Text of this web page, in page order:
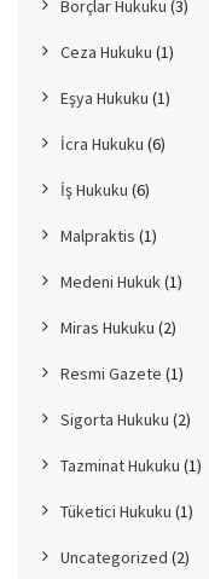
Borçlar Hukuku (3)
Ceza Hukuku (1)
Eşya Hukuku (1)
İcra Hukuku (6)
İş Hukuku (6)
Malpraktis (1)
Medeni Hukuk(1)
Miras Hukuku (2)
Resmi Gazete (1)
Sigorta Hukuku (2)
Tazminat Hukuku (1)
Tüketici Hukuku (1)
Uncategorized (2)